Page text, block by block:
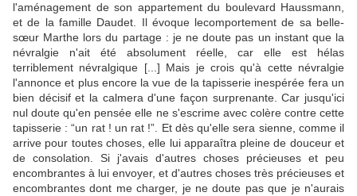
l'aménagement de son appartement du boulevard Haussmann,
et de la famille Daudet. Il évoque lecomportement de sa belle-
sœur Marthe lors du partage : je ne doute pas un instant que la
névralgie n'ait été absolument réelle, car elle est hélas
terriblement névralgique [...] Mais je crois qu'à cette névralgie
l'annonce et plus encore la vue de la tapisserie inespérée fera un
bien décisif et la calmera d'une façon surprenante. Car jusqu'ici
nul doute qu'en pensée elle ne s'escrime avec colère contre cette
tapisserie : “un rat ! un rat !”. Et dès qu'elle sera sienne, comme il
arrive pour toutes choses, elle lui apparaîtra pleine de douceur et
de consolation. Si j'avais d'autres choses précieuses et peu
encombrantes à lui envoyer, et d'autres choses très précieuses et
encombrantes dont me charger, je ne doute pas que je n'aurais